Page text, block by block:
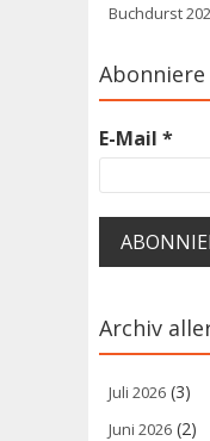
Buchdurst
E-Mail *
Archiv
Juli 2026 (3)
Juni 2026 (2)